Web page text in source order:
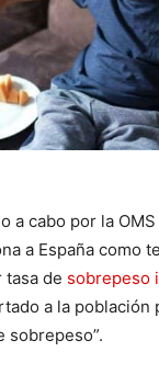
a cabo por la
a España como
tasa de sobrepeso
a la
sobrepeso”.